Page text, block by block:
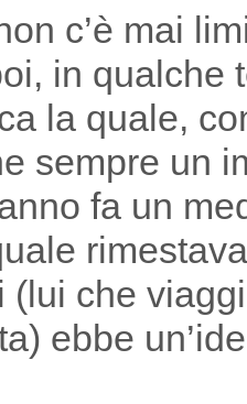
c’è mai
in qualche
la quale,
sempre un
fa un
(lui che
ebbe